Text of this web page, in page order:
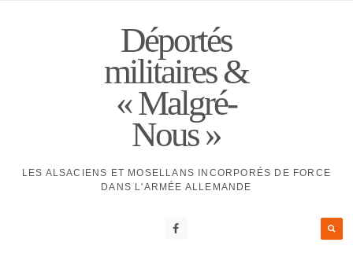
Déportés
militaires &
« Malgré-
Nous »
LES ALSACIENS ET MOSELLANS INCORPORÉS DE FORCE
DANS L'ARMÉE ALLEMANDE